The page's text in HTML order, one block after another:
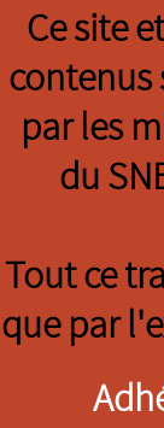
Ce site
contenus
par les
du
Tout ce
que par